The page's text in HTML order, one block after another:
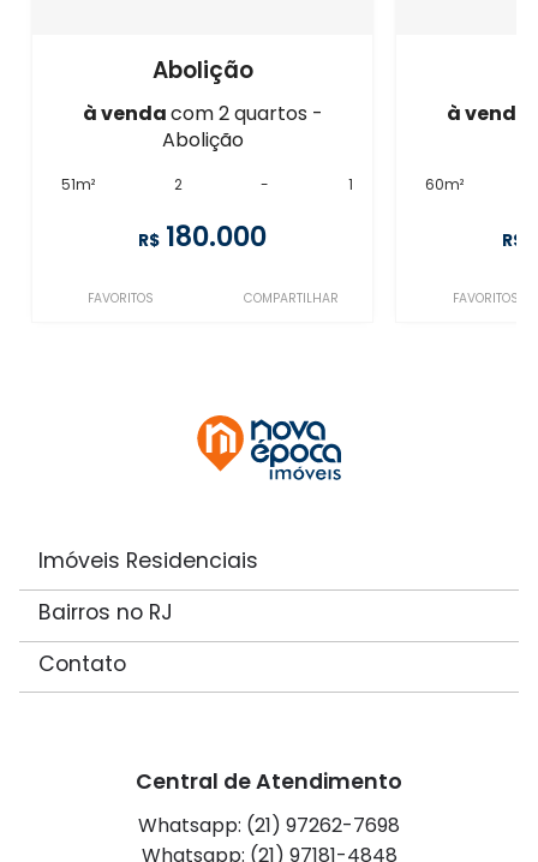
Abolição
à vendacom 2 quartos -
Abolição
51m² 2 - 1
R$ 180.000
FAVORITOS COMPARTILHAR
à venda
60m²
R$
FAVORITOS
Imóveis Residenciais
Bairros no RJ
Contato
Central de Atendimento
Whatsapp: (21) 97262-7698
Whatsapp: (21) 97181-4848